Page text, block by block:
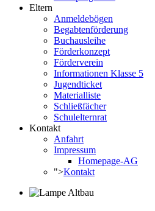
Eltern
Anmeldebögen
Begabtenförderung
Buchausleihe
Förderkonzept
Förderverein
Informationen Klasse 5
Jugendticket
Materialliste
Schließfächer
Schulelternrat
Kontakt
Anfahrt
Impressum
Homepage-AG
">Kontakt